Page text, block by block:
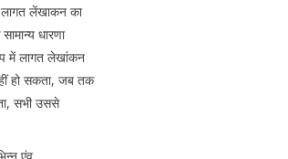
लागत लेंखाकन का
धारणा
में लागत लेखांकन
हो सकता, जब तक
सभी उससे